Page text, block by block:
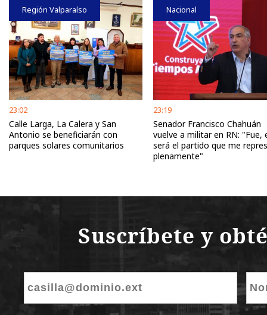
Región Valparaíso
23:02
Calle Larga, La Calera y San
Antonio se beneficiarán con
parques solares comunitarios
Nacional
23:19
Senador Francisco Chahuán
vuelve a militar en RN: "Fue,
será el partido que me
plenamente"